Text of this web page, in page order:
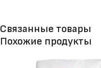
Связанные товары
Похожие продукты